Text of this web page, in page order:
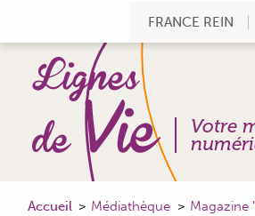
FRANCE REIN
Votre
Accueil Médiathèque
Magazine